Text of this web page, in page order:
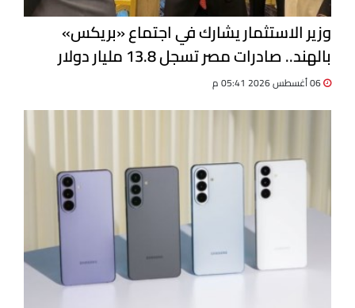
وزير الاستثمار يشارك في اجتماع «بريكس»
بالهند.. صادرات مصر تسجل 13.8 مليار دولار